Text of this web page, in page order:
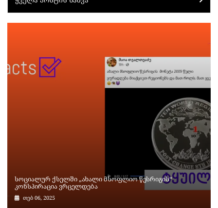
სოციალურ ქსელში „ახალი მსოფლიო წესრიგის“
კონსპირაცია ვრცელდება
თებ 06, 2025